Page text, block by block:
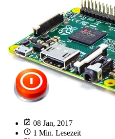
08 Jan, 2017
1 Min. Lesezeit